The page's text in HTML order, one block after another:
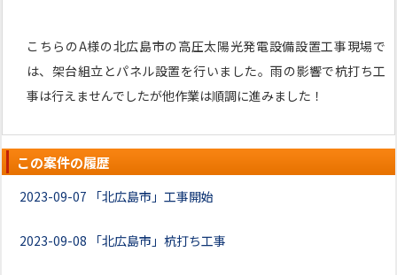
こちらのA様の北広島市の高圧太陽光発電設備設置工事現場で
は、架台組立とパネル設置を行いました。雨の影響で杭打ち工
事は行えませんでしたが他作業は順調に進みました！
この案件の履歴
2023-09-07 「北広島市」工事開始
2023-09-08 「北広島市」杭打ち工事